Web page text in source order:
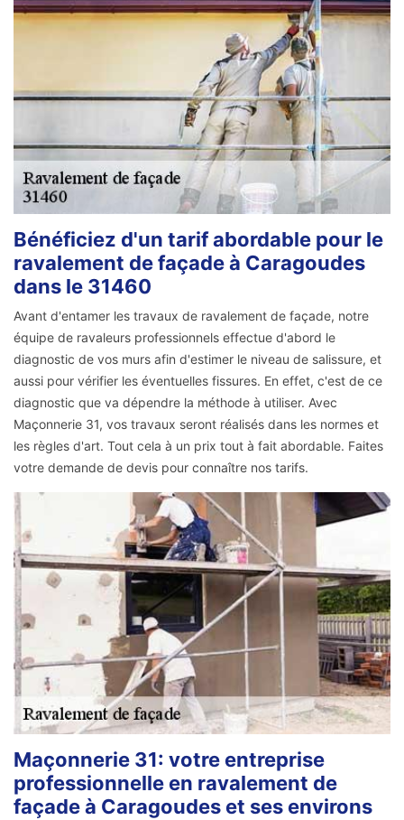
Bénéficiez d'un tarif abordable pour le
ravalement de façade à Caragoudes
dans le 31460
Avant d'entamer les travaux de ravalement de façade, notre
équipe de ravaleurs professionnels effectue d'abord le
diagnostic de vos murs afin d'estimer le niveau de salissure, et
aussi pour vérifier les éventuelles fissures. En effet, c'est de ce
diagnostic que va dépendre la méthode à utiliser. Avec
Maçonnerie 31, vos travaux seront réalisés dans les normes et
les règles d'art. Tout cela à un prix tout à fait abordable. Faites
votre demande de devis pour connaître nos tarifs.
Maçonnerie 31: votre entreprise
professionnelle en ravalement de
façade à Caragoudes et ses environs